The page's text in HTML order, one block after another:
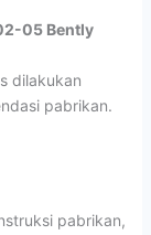
05 Bently
dilakukan
pabrikan.
pabrikan,